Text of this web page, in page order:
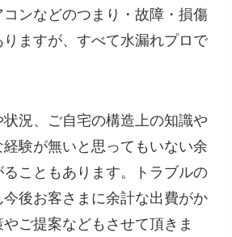
ンなどのつまり・故障・損傷
ますが、すべて水漏れプロで
状況、ご自宅の構造上の知識や
験が無いと思ってもいない余
こともあります。トラブルの
後お客さまに余計な出費がか
ご提案などもさせて頂きま